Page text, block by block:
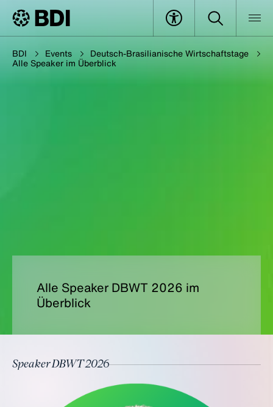
BDI Events Deutsch-Brasilianische Wirtschaftstage
Alle Speaker im Überblick
Alle Speaker DBWT 2026 im
Überblick
Speaker DBWT 2026